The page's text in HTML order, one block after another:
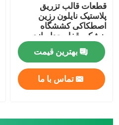
قطعات قالب تزریق
پلاستیک نایلون رزین
اصطکاکی کششگاه
پزشکی قفل جداسازی
بهترین قیمت
تماس با ما